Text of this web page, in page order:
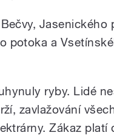
Jasenického
potoka a
ryby. Lidé
zavlažování
Zákaz platí